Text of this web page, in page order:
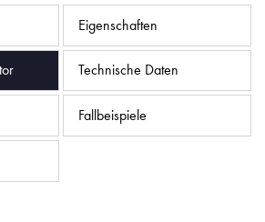
Eigenschaften
Technische Daten
Fallbeispiele
Datenschutzrichtlinie
Sitemap